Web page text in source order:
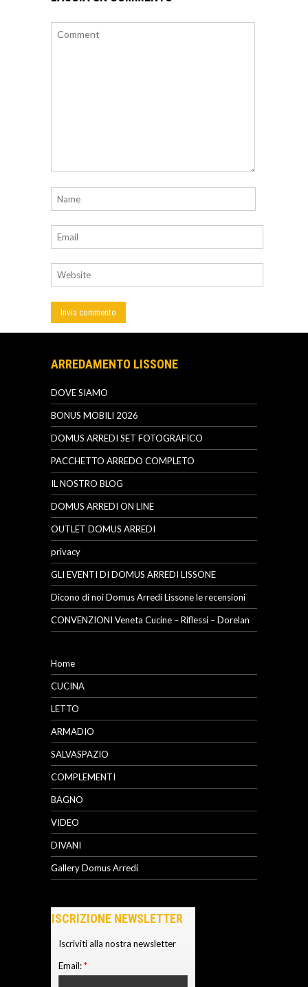
ARREDAMENTO LISSONE
DOVE SIAMO
BONUS MOBILI 2026
DOMUS ARREDI SET FOTOGRAFICO
PACCHETTO ARREDO COMPLETO
IL NOSTRO BLOG
DOMUS ARREDI ON LINE
OUTLET DOMUS ARREDI
privacy
GLI EVENTI DI DOMUS ARREDI LISSONE
Dicono di noi Domus Arredi Lissone le recensioni
CONVENZIONI Veneta Cucine – Riflessi – Dorelan
Home
CUCINA
LETTO
ARMADIO
SALVASPAZIO
COMPLEMENTI
BAGNO
VIDEO
DIVANI
Gallery Domus Arredi
ISCRIZIONE NEWSLETTER
Iscriviti alla nostra newsletter
Email:*